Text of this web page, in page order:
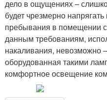
дело в ощущениях –
будет чрезмерно
пребывания в помещении
данным требованиям,
накаливания, невозможно
оборудованная такими
комфортное освещение